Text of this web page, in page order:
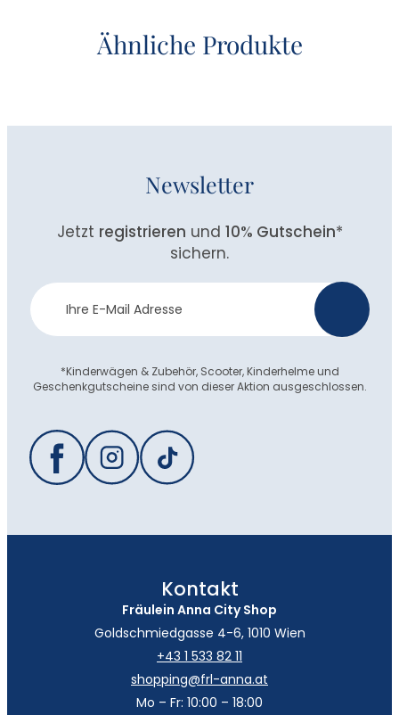
Ähnliche Produkte
Newsletter
Jetzt registrieren und 10% Gutschein*
sichern.
Newsletter
Anmeldung
*Kinderwägen & Zubehör, Scooter, Kinderhelme und
Geschenkgutscheine sind von dieser Aktion ausgeschlossen.
Kontakt
Fräulein Anna City Shop
Goldschmiedgasse 4-6, 1010 Wien
+43 1 533 82 11
shopping@frl-anna.at
Mo – Fr: 10:00 – 18:00